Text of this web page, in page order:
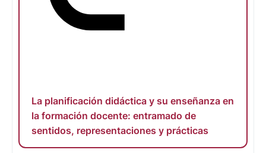
La planificación didáctica y su enseñanza en
la formación docente: entramado de
sentidos, representaciones y prácticas